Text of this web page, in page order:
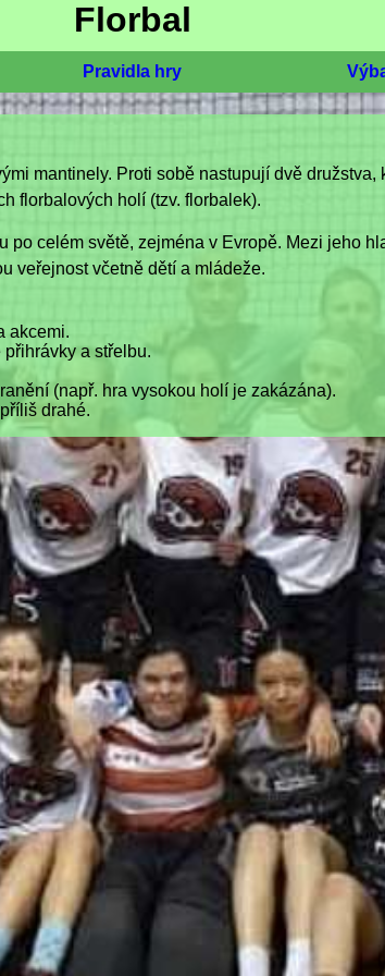
Florbal
Pravidla hry
mantinely. Proti sobě nastupují dvě
florbalových holí (tzv. florbalek).
celém světě, zejména v Evropě. Mezi jeho
veřejnost včetně dětí a mládeže.
akcemi.
a střelbu.
(např. hra vysokou holí je zakázána).
drahé.